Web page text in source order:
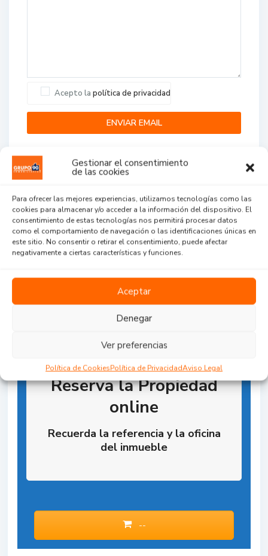
Gestionar el consentimiento
de las cookies
Para ofrecer las mejores experiencias, utilizamos tecnologías como las
cookies para almacenar y/o acceder a la información del dispositivo. El
consentimiento de estas tecnologías nos permitirá procesar datos
como el comportamiento de navegación o las identificaciones únicas en
este sitio. No consentir o retirar el consentimiento, puede afectar
negativamente a ciertas características y funciones.
Aceptar
Denegar
Ver preferencias
Política de CookiesPolítica de PrivacidadAviso Legal
Acepto la política de privacidad
Agent Reviews
...
Reserva la Propiedad
online
Recuerda la referencia y la oficina
del inmueble
--